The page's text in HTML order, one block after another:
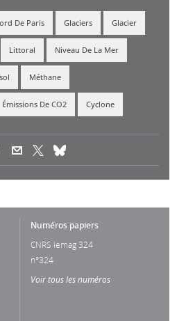
De Paris Glaciers Glacier
Littoral Niveau De La Mer
Méthane
Émissions De CO2 Cyclone
(link is external)(link is external)
Numéros papiers
CNRS lemag 324
n°324
Voir tous les numéros